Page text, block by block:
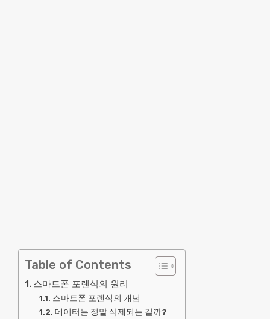
Table of Contents
스마트폰 포렌식의 원리
스마트폰 포렌식의 개념
데이터는 정말 삭제되는 걸까?